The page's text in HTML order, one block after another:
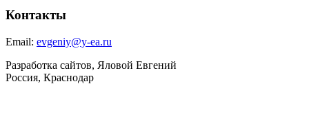
Контакты
Email: evgeniy@y-ea.ru
Разработка сайтов, Яловой Евгений
Россия, Краснодар